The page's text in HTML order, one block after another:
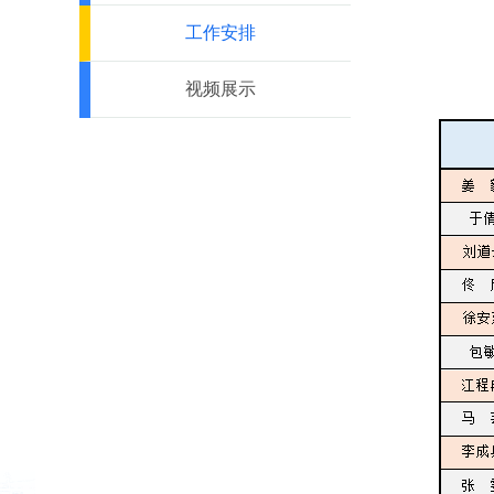
工作安排
视频展示